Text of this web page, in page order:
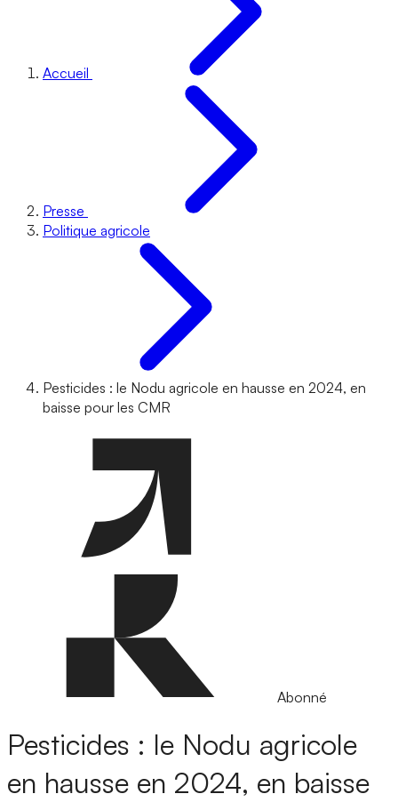
Accueil
Presse
Politique agricole
Pesticides : le Nodu agricole en hausse en 2024, en
baisse pour les CMR
Abonné
Pesticides : le Nodu agricole
en hausse en 2024, en baisse